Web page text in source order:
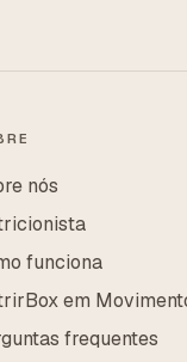
nós
funciona
em
frequentes